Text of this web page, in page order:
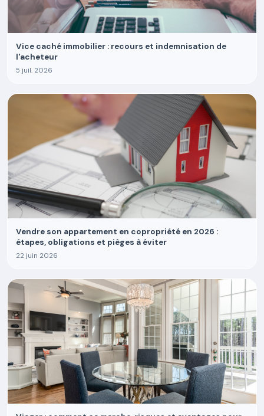
Vice caché immobilier : recours et indemnisation de
l'acheteur
5 juil. 2026
Vendre son appartement en copropriété en 2026 :
étapes, obligations et pièges à éviter
22 juin 2026